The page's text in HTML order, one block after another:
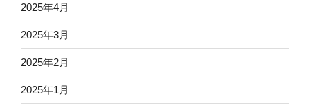
2025年4月
2025年3月
2025年2月
2025年1月